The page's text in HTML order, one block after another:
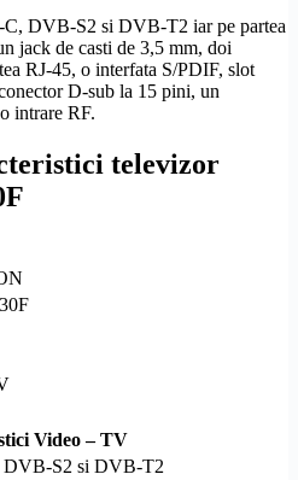
, DVB-S2 si DVB-T2 iar pe partea
jack de casti de 3,5 mm, doi
RJ-45, o interfata S/PDIF, slot
D-sub la 15 pini, un
intrare RF.
televizor
Video – TV
DVB-S2 si DVB-T2